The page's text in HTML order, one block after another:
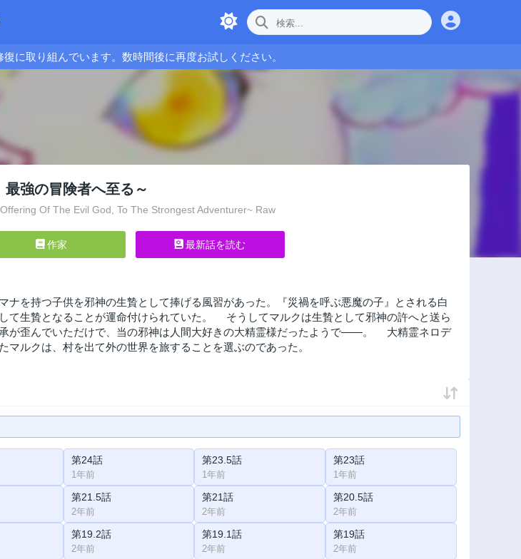
に取り組んでいます。数時間後に再度お試しください。
強の冒険者へ至る～
Of The Evil God, To The Strongest Adventurer~ Raw
作家 最新話を読む
を持つ子供を邪神の生贄として捧げる風習があった。『災禍を呼ぶ悪魔の子』とされる白
て生贄となることが運命付けられていた。 そうしてマルクは生贄として邪神の許へと送ら
が歪んでいただけで、当の邪神は人間大好きの大精霊様だったようで――。 大精霊ネロデ
マルクは、村を出て外の世界を旅することを選ぶのであった。
第24話
1年前
第23.5話
1年前
第23話
1年前
第21.5話
2年前
第21話
2年前
第20.5話
2年前
第19.2話
2年前
第19.1話
2年前
第19話
2年前